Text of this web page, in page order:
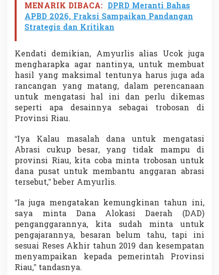
MENARIK DIBACA: DPRD Meranti Bahas
APBD 2026, Fraksi Sampaikan Pandangan
Strategis dan Kritikan
Kendati demikian, Amyurlis alias Ucok juga
mengharapka agar nantinya, untuk membuat
hasil yang maksimal tentunya harus juga ada
rancangan yang matang, dalam perencanaan
untuk mengatasi hal ini dan perlu dikemas
seperti apa desainnya sebagai trobosan di
Provinsi Riau.
“Iya Kalau masalah dana untuk mengatasi
Abrasi cukup besar, yang tidak mampu di
provinsi Riau, kita coba minta trobosan untuk
dana pusat untuk membantu anggaran abrasi
tersebut,” beber Amyurlis.
“Ia juga mengatakan kemungkinan tahun ini,
saya minta Dana Alokasi Daerah (DAD)
penganggarannya, kita sudah minta untuk
pengajarannya, besaran belum tahu, tapi ini
sesuai Reses Akhir tahun 2019 dan kesempatan
menyampaikan kepada pemerintah Provinsi
Riau,” tandasnya.